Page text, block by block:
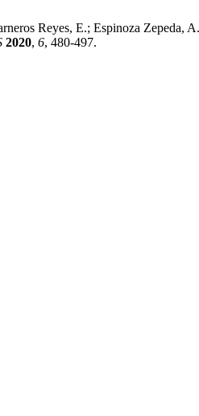
Reyes, E.; Espinoza Zepeda,
2020, 6, 480-497.